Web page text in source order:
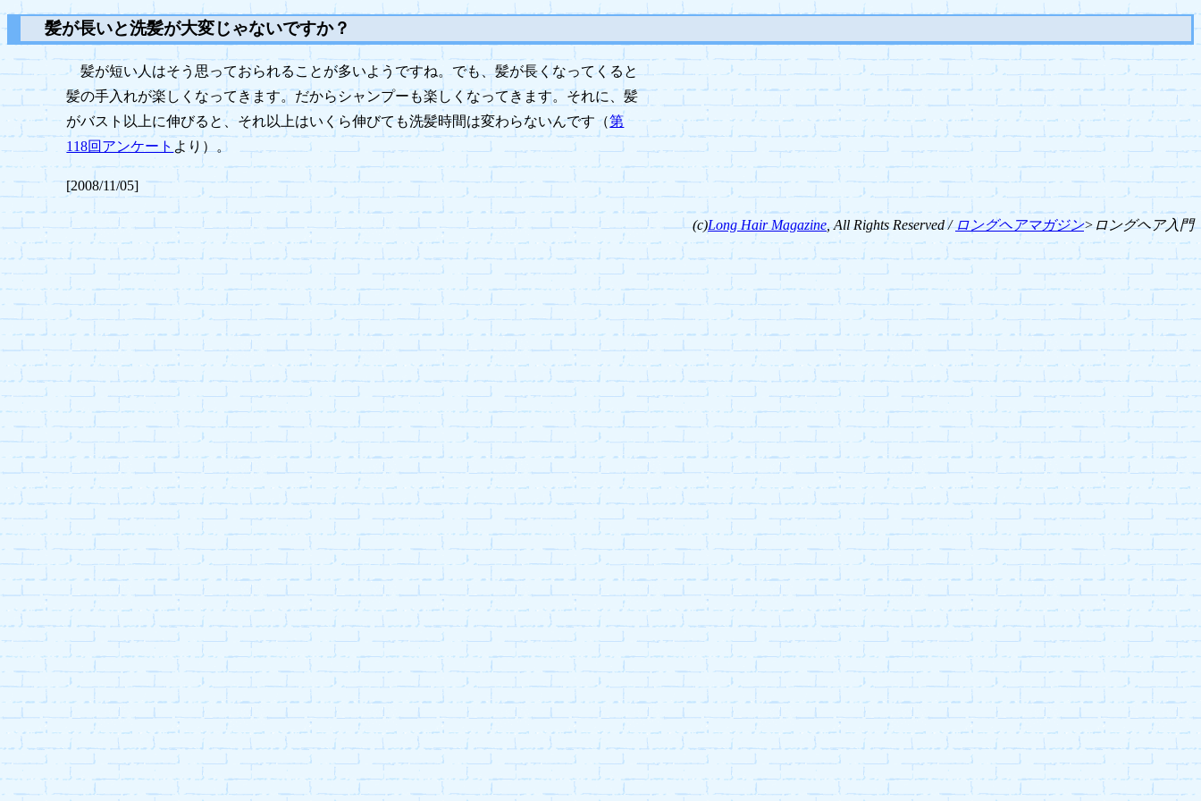
髪が長いと洗髪が大変じゃないですか？
髪が短い人はそう思っておられることが多いようですね。でも、髪が長くなってくると
髪の手入れが楽しくなってきます。だからシャンプーも楽しくなってきます。それに、髪
がバスト以上に伸びると、それ以上はいくら伸びても洗髪時間は変わらないんです（第
118回アンケート より）。
[2008/11/05]
(c)Long Hair Magazine, All Rights Reserved /ロングヘアマガジン>ロングヘア入門